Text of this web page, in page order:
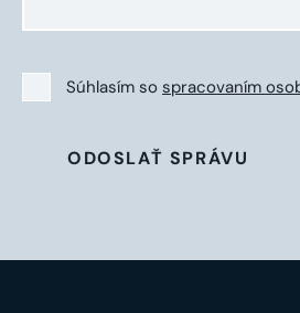
Súhlasím so spracovaním
ODOSLAŤ SPRÁVU